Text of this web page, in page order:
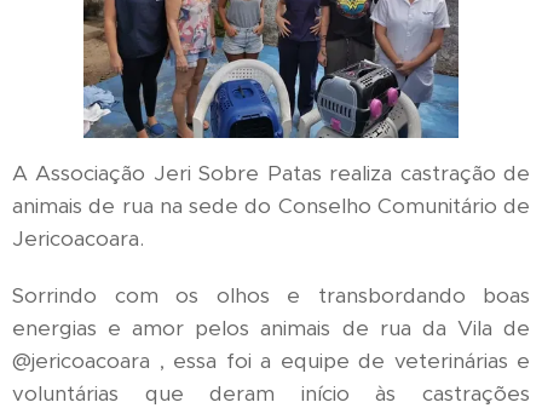
A Associação Jeri Sobre Patas realiza castração de
animais de rua na sede do Conselho Comunitário de
Jericoacoara.
Sorrindo com os olhos e transbordando boas
energias e amor pelos animais de rua da Vila de
@jericoacoara , essa foi a equipe de veterinárias e
voluntárias que deram início às castrações